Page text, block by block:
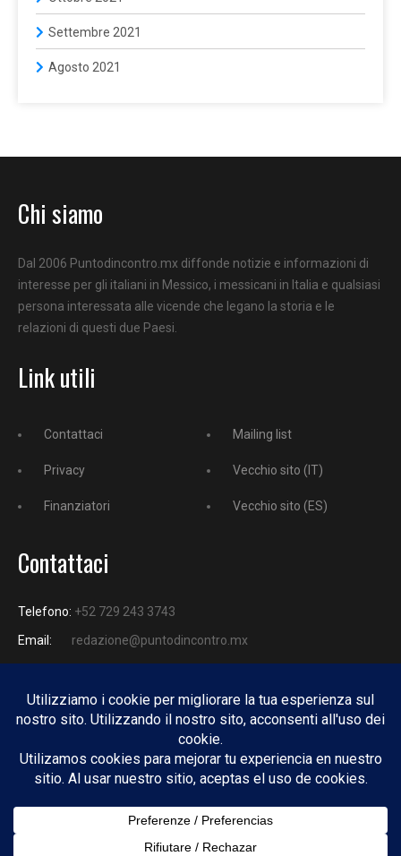
Settembre 2021
Agosto 2021
Chi siamo
Dal 2006 Puntodincontro.mx diffonde notizie e informazioni di
interesse per gli italiani in Messico, i messicani in Italia e qualsiasi
persona interessata alle vicende che legano la storia e le
relazioni di questi due Paesi.
Link utili
Contattaci
Privacy
Finanziatori
Mailing list
Vecchio sito (IT)
Vecchio sito (ES)
Contattaci
Telefono: +52 729 243 3743
Email:
redazione@puntodincontro.mx
PUNTODINCONTRO